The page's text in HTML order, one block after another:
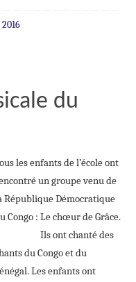
du
les enfants de l’école ont
un groupe venu de
République Démocratique
Congo : Le chœur de Grâce.
Ils ont chanté des
du Congo et du
Les enfants ont